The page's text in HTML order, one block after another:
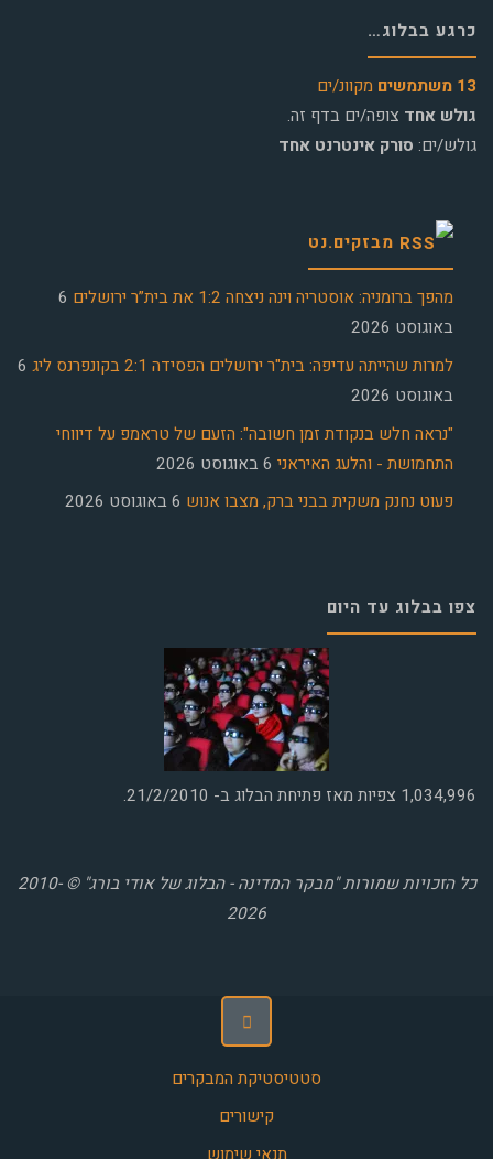
כרגע בבלוג…
13 משתמשים
מקוונ/ים
גולש אחד צופה/ים בדף זה.
גולש/ים: סורק אינטרנט אחד
מבזקים.נט
מהפך ברומניה: אוסטריה וינה ניצחה 1:2 את בית”ר ירושלים
6
באוגוסט 2026
למרות שהייתה עדיפה: בית"ר ירושלים הפסידה 2:1 בקונפרנס ליג
6
באוגוסט 2026
"נראה חלש בנקודת זמן חשובה": הזעם של טראמפ על דיווחי
התחמושת - והלעג האיראני 6 באוגוסט 2026
פעוט נחנק משקית בבני ברק, מצבו אנוש 6 באוגוסט 2026
צפו בבלוג עד היום
1,034,996 צפיות מאז פתיחת הבלוג ב- 21/2/2010.
כל הזכויות שמורות "מבקר המדינה - הבלוג של אודי בורג" © 2010-
2026
סטטיסטיקת המבקרים
קישורים